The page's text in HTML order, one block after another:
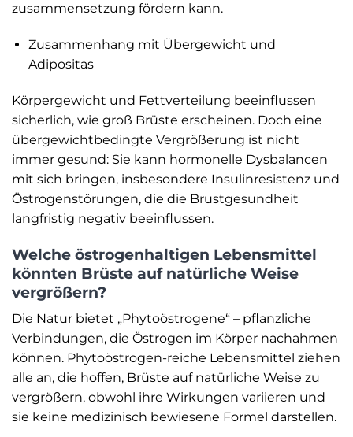
zusammensetzung fördern kann.
Zusammenhang mit Übergewicht und
Adipositas
Körpergewicht und Fettverteilung beeinflussen
sicherlich, wie groß Brüste erscheinen. Doch eine
übergewichtbedingte Vergrößerung ist nicht
immer gesund: Sie kann hormonelle Dysbalancen
mit sich bringen, insbesondere Insulinresistenz und
Östrogenstörungen, die die Brustgesundheit
langfristig negativ beeinflussen.
Welche östrogenhaltigen Lebensmittel
könnten Brüste auf natürliche Weise
vergrößern?
Die Natur bietet „Phytoöstrogene“ – pflanzliche
Verbindungen, die Östrogen im Körper nachahmen
können. Phytoöstrogen-reiche Lebensmittel ziehen
alle an, die hoffen, Brüste auf natürliche Weise zu
vergrößern, obwohl ihre Wirkungen variieren und
sie keine medizinisch bewiesene Formel darstellen.